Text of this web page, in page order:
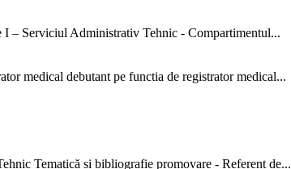
I – Serviciul Administrativ Tehnic - Compartimentul...
medical debutant pe functia de registrator medical...
Tematică și bibliografie promovare - Referent de...